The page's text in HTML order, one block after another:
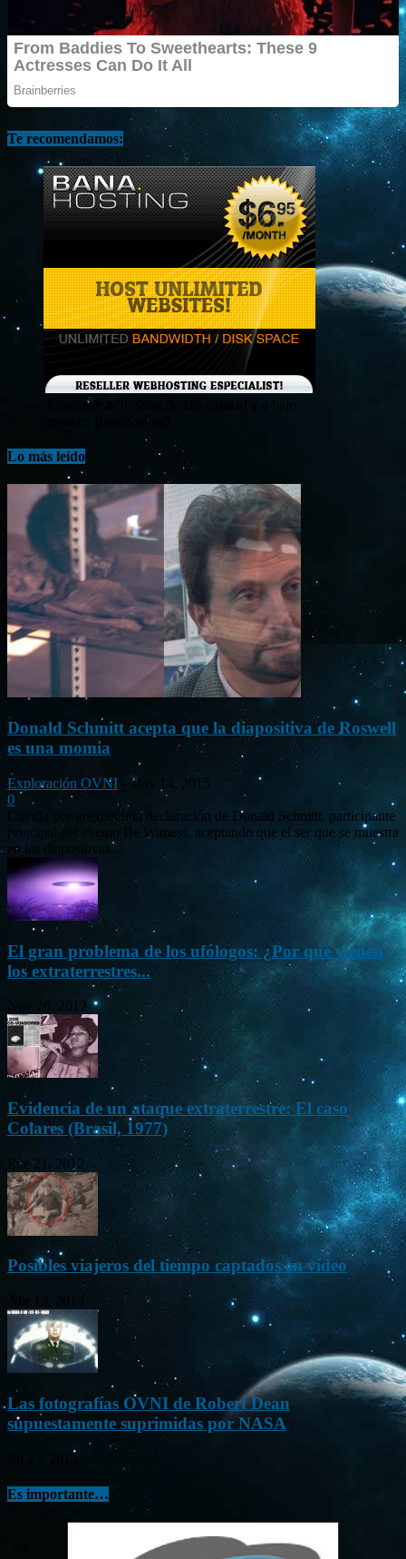
Te recomendamos:
¡Consigue tu hosting de alta calidad y a bajo
costo en Banahosting!
Lo más leído
Donald Schmitt acepta que la diapositiva de Roswell
es una momia
Exploración OVNI
May 14, 2015
0
Circula por internet una declaración de Donald Schmitt, participante
principal del evento Be Witness, aceptando que el ser que se muestra
en las diapositivas...
El gran problema de los ufólogos: ¿Por qué vienen
los extraterrestres...
Nov 26, 2012
Evidencia de un ataque extraterrestre: El caso
Colares (Brasil, 1977)
Ene 21, 2012
Posibles viajeros del tiempo captados en vídeo
Las fotografías OVNI de Robert Dean
supuestamente suprimidas por NASA
Jul 23, 2015
Es importante…